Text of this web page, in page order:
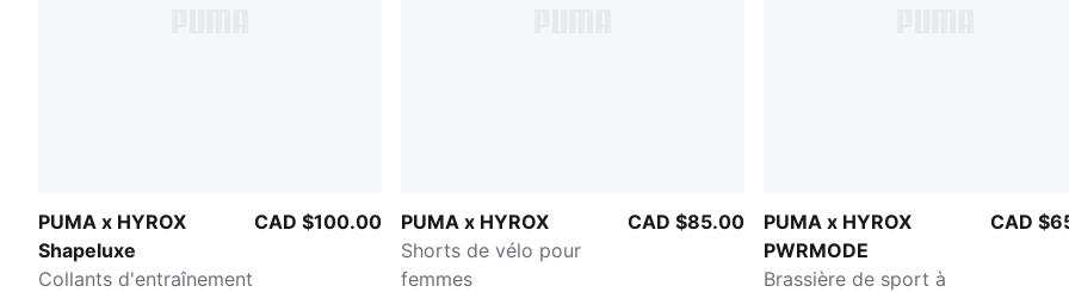
PUMA x HYROX
Shapeluxe
Collants d'entraînement
CAD $100.00
PUMA x HYROX
Shorts de vélo pour
femmes
CAD $85.00
PUMA x HYROX
PWRMODE
Brassière de sport à
CAD